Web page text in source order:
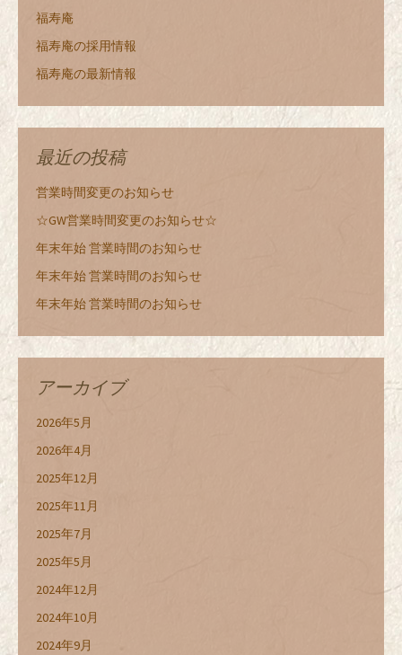
福寿庵
福寿庵の採用情報
福寿庵の最新情報
最近の投稿
営業時間変更のお知らせ
☆GW営業時間変更のお知らせ☆
年末年始 営業時間のお知らせ
年末年始 営業時間のお知らせ
年末年始 営業時間のお知らせ
アーカイブ
2026年5月
2026年4月
2025年12月
2025年11月
2025年7月
2025年5月
2024年12月
2024年10月
2024年9月